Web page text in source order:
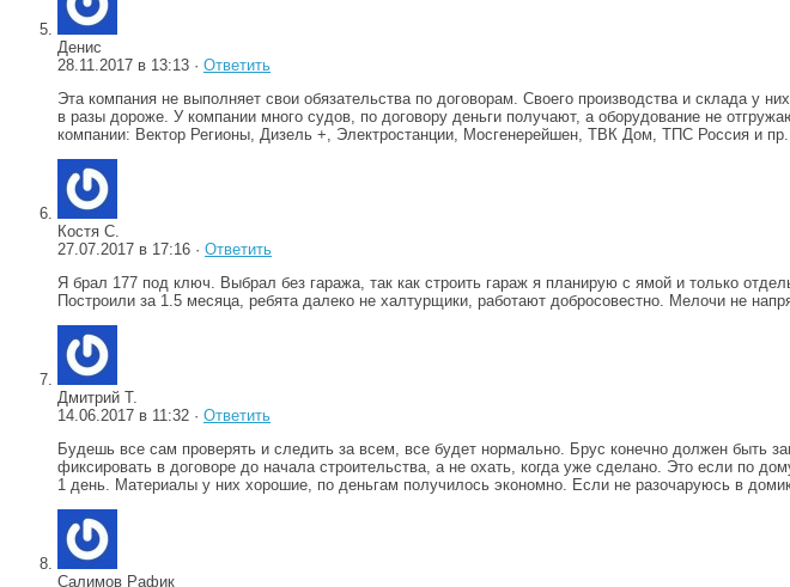
Денис
28.11.2017 в 13:13 · Ответить
Эта компания не выполняет свои обязательства по договорам. Своего производства и склада
в разы дороже. У компании много судов, по договору деньги получают, а оборудование не
компании: Вектор Регионы, Дизель +, Электростанции, Мосгенерейшен, ТВК Дом, ТПС Россия и
Костя С.
27.07.2017 в 17:16 · Ответить
Я брал 177 под ключ. Выбрал без гаража, так как строить гараж я планирую с ямой и только
Построили за 1.5 месяца, ребята далеко не халтурщики, работают добросовестно. Мелочи не
Дмитрий Т.
14.06.2017 в 11:32 · Ответить
Будешь все сам проверять и следить за всем, все будет нормально. Брус конечно должен быть
фиксировать в договоре до начала строительства, а не охать, когда уже сделано. Это если по
1 день. Материалы у них хорошие, по деньгам получилось экономно. Если не разочаруюсь в
Салимов Рафик